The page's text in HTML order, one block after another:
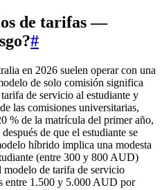
de tarifas —
#
en 2026 suelen operar con una
de solo comisión significa
de servicio al estudiante y
las comisiones universitarias,
% de la matrícula del primer año,
de que el estudiante se
híbrido implica una modesta
(entre 300 y 800 AUD)
modelo de tarifa de servicio
entre 1.500 y 5.000 AUD por